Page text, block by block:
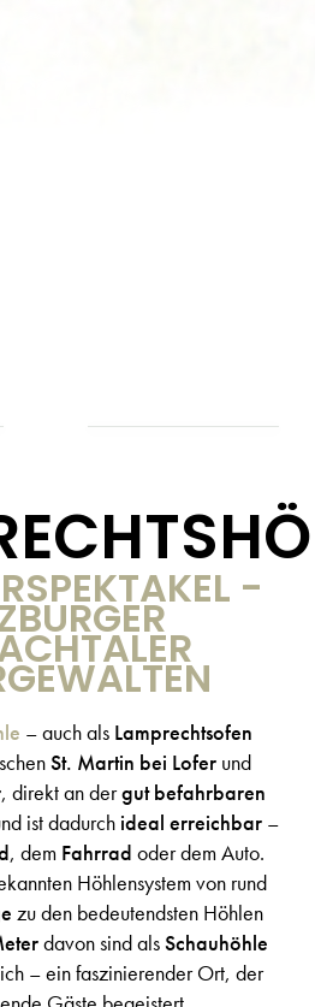
-
– auch als Lamprechtsofen
St. Martin bei Loferund
, direkt an dergut befahrbaren
ist dadurch ideal erreichbar –
, dem Fahrrad oder dem Auto.
Höhlensystem von rund
zu den bedeutendsten Höhlen
davon sind alsSchauhöhle
– ein faszinierender Ort, der